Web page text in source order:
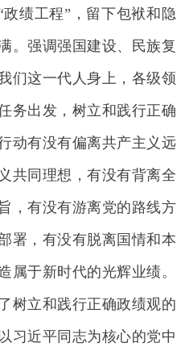
绩工程”，留下包袱和隐
。强调强国建设、民族复
们这一代人身上，各级领
务出发，树立和践行正确
动有没有偏离共产主义远
共同理想，有没有背离全
，有没有游离党的路线方
署，有没有脱离国情和本
属于新时代的光辉业绩。
树立和践行正确政绩观的
习近平同志为核心的党中